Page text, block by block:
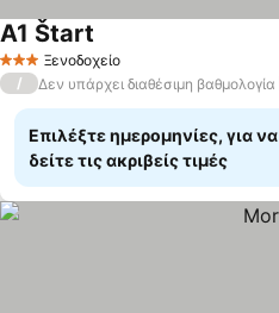
3 ΑστέριαΞενοδοχείο
A1 Štart
/ Δεν υπάρχει διαθέσιμη βαθμολογία
Επιλέξτε ημερομηνίες, για να
δείτε τις ακριβείς τιμές